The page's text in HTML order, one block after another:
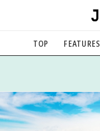
TOP FEATURES